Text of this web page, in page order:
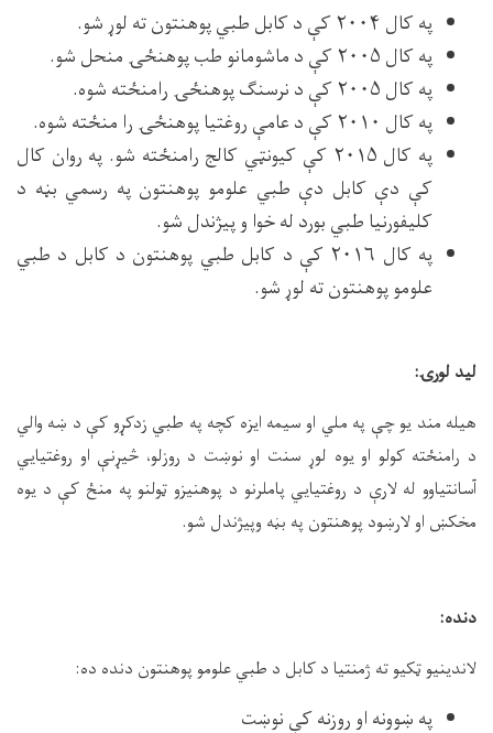
په کال ۲۰۰۴ کې د کابل طبي پوهنتون ته لوړ شو.
په کال ۲۰۰۵ کې د ماشومانو طب پوهنځۍ منحل شو.
په کال ۲۰۰۵ کې د نرسنګ پوهنځۍ رامنځته شوه.
په کال ۲۰۱۰ کې د عامې روغتیا پوهنځۍ را منځته شوه.
په کال ۲۰۱۵ کې کیونټي کالج رامنځته شو. په روان کال
کې دې کابل دې طبي علومو پوهنتون په رسمي بڼه د
کلیفورنیا طبي بورد له خوا و پیژندل شو.
په کال ۲۰۱۶ کې د کابل طبي پوهنتون د کابل د طبي
علومو پوهنتون ته لوړ شو.
لید لورۍ:
هیله مند یو چې په ملي او سیمه ایزه کچه په طبي زدکړو کې د ښه والي
د رامنځته کولو او یوه لوړ سنت او نوښت د روزلو، څیړنې او روغتیایي
آسانتیاوو له لارې د روغتیایي پاملرنو د پوهنیزو ټولنو په منځ کې د یوه
مخکښ او لارښود پوهنتون په بڼه وپیژندل شو.
دنده:
لاندینیو ټکیو ته ژمنتیا د کابل د طبي علومو پوهنتون دنده ده:
په ښوونه او روزنه کې نوښت